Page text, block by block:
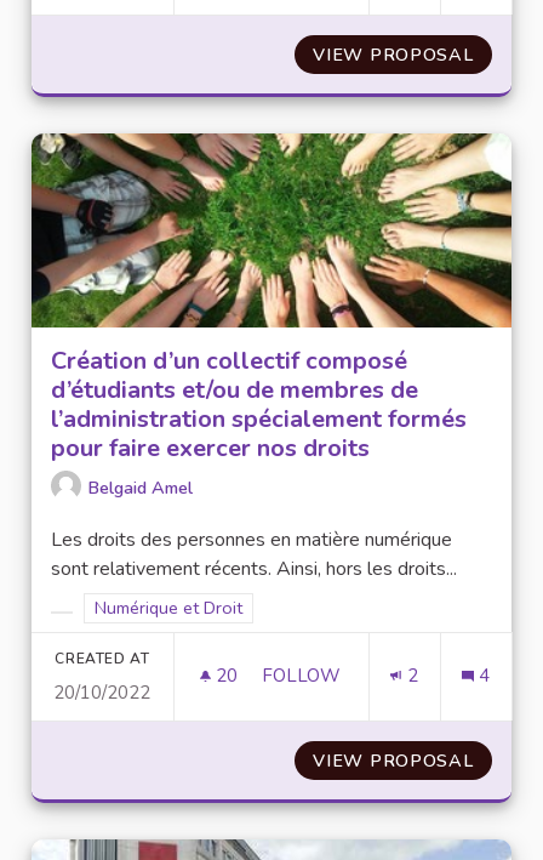
VIEW PROPOSAL
Création d’un collectif composé
d’étudiants et/ou de membres de
l’administration spécialement formés
pour faire exercer nos droits
Belgaid Amel
Les droits des personnes en matière numérique
sont relativement récents. Ainsi, hors les droits...
Filter results for category:
Filter results for scope: Numérique et Droit
Numérique et Droit
CREATED AT
20/10/2022
20 20 FOLLOWERS
FOLLOW 2 4
VIEW PROPOSAL